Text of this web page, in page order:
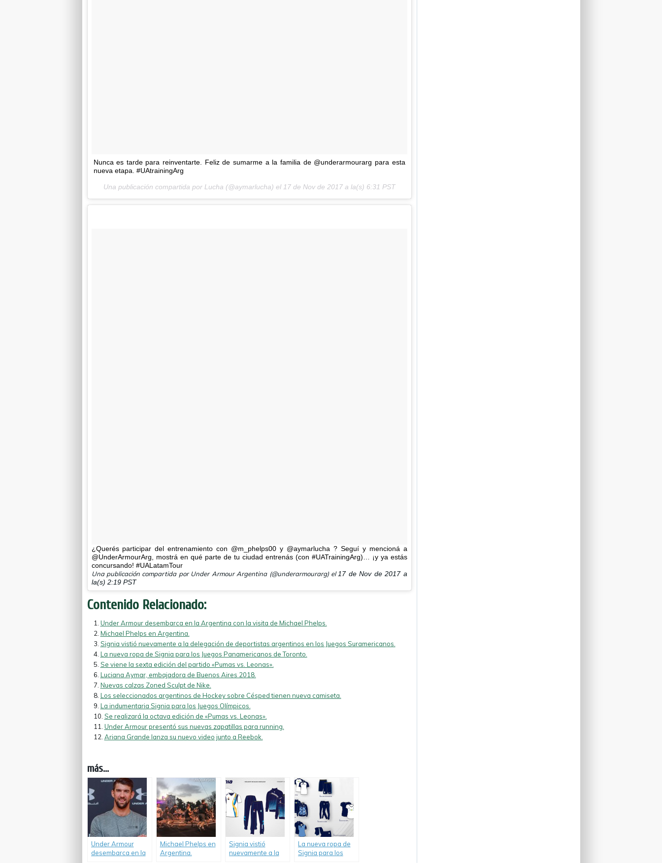
Nunca es tarde para reinventarte. Feliz de sumarme a la familia de @underarmourarg para esta
nueva etapa. #UAtrainingArg
Una publicación compartida por Lucha (@aymarlucha) el 17 de Nov de 2017 a la(s) 6:31 PST
¿Querés participar del entrenamiento con @m_phelps00 y @aymarlucha ? Seguí y mencioná a
@UnderArmourArg, mostrá en qué parte de tu ciudad entrenás (con #UATrainingArg)… ¡y ya estás
concursando! #UALatamTour
Una publicación compartida por Under Armour Argentina (@underarmourarg) el 17 de Nov de 2017 a
la(s) 2:19 PST
Contenido Relacionado:
Under Armour desembarca en la Argentina con la visita de Michael Phelps.
Michael Phelps en Argentina.
Signia vistió nuevamente a la delegación de deportistas argentinos en los Juegos Suramericanos.
La nueva ropa de Signia para los Juegos Panamericanos de Toronto.
Se viene la sexta edición del partido «Pumas vs. Leonas».
Luciana Aymar, embajadora de Buenos Aires 2018.
Nuevas calzas Zoned Sculpt de Nike.
Los seleccionados argentinos de Hockey sobre Césped tienen nueva camiseta.
La indumentaria Signia para los Juegos Olímpicos.
Se realizará la octava edición de «Pumas vs. Leonas».
Under Armour presentó sus nuevas zapatillas para running.
Ariana Grande lanza su nuevo video junto a Reebok.
más...
Under Armour
desembarca en la
Michael Phelps en
Argentina.
Signia vistió
nuevamente a la
La nueva ropa de
Signia para los